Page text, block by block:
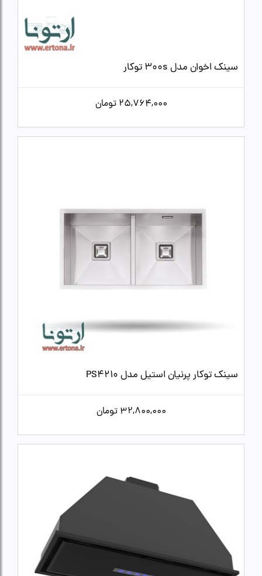
سینک اخوان مدل 300s توکار
25,764,000 تومان
سینک توکار پرنیان استیل مدل PS4210
32,800,000 تومان